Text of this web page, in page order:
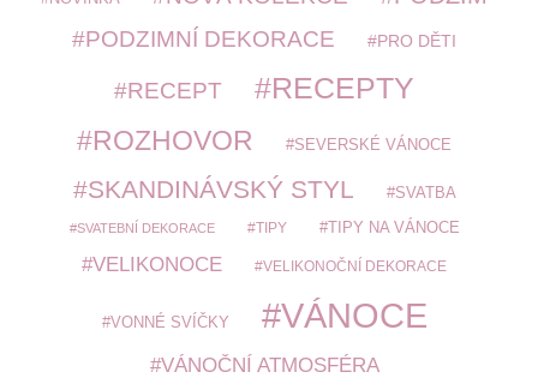
PODZIMNÍ DEKORACE PRO DĚTI
RECEPT RECEPTY
ROZHOVOR SEVERSKÉ VÁNOCE
SKANDINÁVSKÝ STYL SVATBA
SVATEBNÍ DEKORACE TIPY TIPY NA VÁNOCE
VELIKONOCE VELIKONOČNÍ DEKORACE
VONNÉ SVÍČKY VÁNOCE
VÁNOČNÍ ATMOSFÉRA